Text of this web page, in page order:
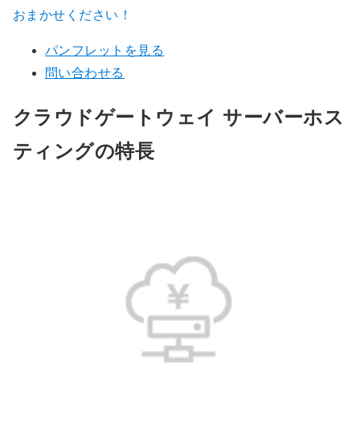
おまかせください！
パンフレットを見る
問い合わせる
クラウドゲートウェイ サーバーホス
ティングの特長